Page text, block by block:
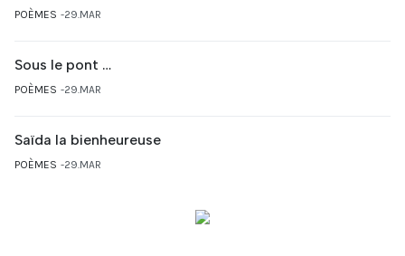
POÈMES 29.MAR
Sous le pont …
POÈMES 29.MAR
Saïda la bienheureuse
POÈMES 29.MAR